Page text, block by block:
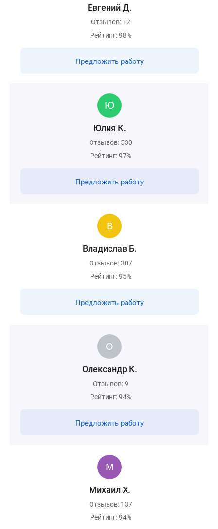
Евгений Д.
Отзывов: 12
Рейтинг: 98%
Предложить работу
Юлия К.
Отзывов: 530
Рейтинг: 97%
Предложить работу
Владислав Б.
Отзывов: 307
Рейтинг: 95%
Предложить работу
Олександр К.
Отзывов: 9
Рейтинг: 94%
Предложить работу
Михаил Х.
Отзывов: 137
Рейтинг: 94%